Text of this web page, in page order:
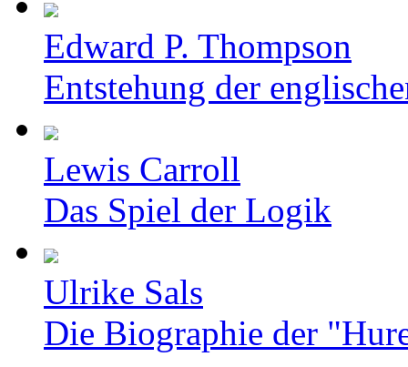
Edward P. Thompson
Entstehung der
Lewis Carroll
Das Spiel der Logik
Ulrike Sals
Die Biographie der